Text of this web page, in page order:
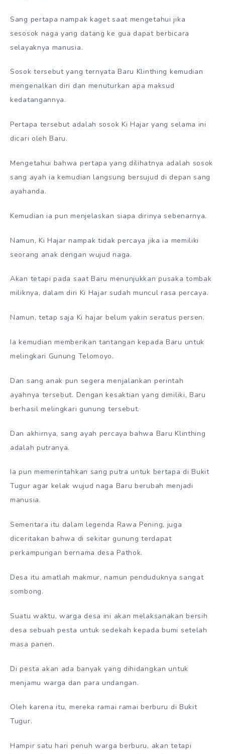
Sang pertapa nampak kaget saat mengetahui jika
sesosok naga yang datang ke gua dapat berbicara
selayaknya manusia.
Sosok tersebut yang ternyata Baru Klinthing kemudian
mengenalkan diri dan menuturkan apa maksud
kedatangannya.
Pertapa tersebut adalah sosok Ki Hajar yang selama ini
dicari oleh Baru.
Mengetahui bahwa pertapa yang dilihatnya adalah sosok
sang ayah ia kemudian langsung bersujud di depan sang
ayahanda.
Kemudian ia pun menjelaskan siapa dirinya sebenarnya.
Namun, Ki Hajar nampak tidak percaya jika ia memiliki
seorang anak dengan wujud naga.
Akan tetapi pada saat Baru menunjukkan pusaka tombak
miliknya, dalam diri Ki Hajar sudah muncul rasa percaya.
Namun, tetap saja Ki hajar belum yakin seratus persen.
Ia kemudian memberikan tantangan kepada Baru untuk
melingkari Gunung Telomoyo.
Dan sang anak pun segera menjalankan perintah
ayahnya tersebut. Dengan kesaktian yang dimiliki, Baru
berhasil melingkari gunung tersebut.
Dan akhirnya, sang ayah percaya bahwa Baru Klinthing
adalah putranya.
Ia pun memerintahkan sang putra untuk bertapa di Bukit
Tugur agar kelak wujud naga Baru berubah menjadi
manusia.
Sementara itu dalam legenda Rawa Pening, juga
diceritakan bahwa di sekitar gunung terdapat
perkampungan bernama desa Pathok.
Desa itu amatlah makmur, namun penduduknya sangat
sombong.
Suatu waktu, warga desa ini akan melaksanakan bersih
desa sebuah pesta untuk sedekah kepada bumi setelah
masa panen.
Di pesta akan ada banyak yang dihidangkan untuk
menjamu warga dan para undangan.
Oleh karena itu, mereka ramai ramai berburu di Bukit
Tugur.
Hampir satu hari penuh warga berburu, akan tetapi